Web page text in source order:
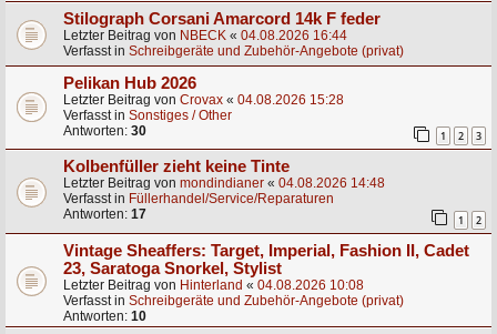
Stilograph Corsani Amarcord 14k F feder
Letzter Beitrag von NBECK « 04.08.2026 16:44
Verfasst in Schreibgeräte und Zubehör-Angebote (privat)
Pelikan Hub 2026
Letzter Beitrag von Crovax « 04.08.2026 15:28
Verfasst in Sonstiges / Other
Antworten: 30 1 2 3
Kolbenfüller zieht keine Tinte
Letzter Beitrag von mondindianer « 04.08.2026 14:48
Verfasst in Füllerhandel/Service/Reparaturen
Antworten: 17 1 2
Vintage Sheaffers: Target, Imperial, Fashion II, Cadet
23, Saratoga Snorkel, Stylist
Letzter Beitrag von Hinterland « 04.08.2026 10:08
Verfasst in Schreibgeräte und Zubehör-Angebote (privat)
Antworten: 10